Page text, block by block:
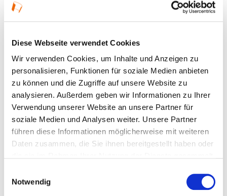
Diese Webseite verwendet Cookies
Wir verwenden Cookies, um Inhalte und Anzeigen zu
personalisieren, Funktionen für soziale Medien anbieten
zu können und die Zugriffe auf unsere Website zu
analysieren. Außerdem geben wir Informationen zu Ihrer
Verwendung unserer Website an unsere Partner für
soziale Medien und Analysen weiter. Unsere Partner
führen diese Informationen möglicherweise mit weiteren
Daten zusammen, die Sie ihnen bereitgestellt haben oder
Notwendig
Vorgesehen ist der Einsatz der Dampflokomotive 01
1104 von Faszination Dampf in Kombination mit
historischen Umbauwagen. Um die Kosten für
Anmietung und Betrieb der Dampflok decken zu
können, ist eine Mindestteilnehmerzahl von 200
Fahrgästen erforderlich. Sollte diese nicht erreicht
werden, erfolgt die Durchführung der Fahrt alternativ
mit einer historischen Elektrolokomotive.